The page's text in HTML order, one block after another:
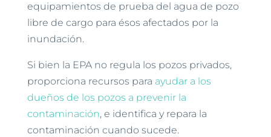
equipamientos de prueba del agua de pozo
libre de cargo para ésos afectados por la
inundación.
Si bien la EPA no regula los pozos privados,
proporciona recursos para ayudar a los
dueños de los pozos a prevenir la
contaminación, e identifica y repara la
contaminación cuando sucede.